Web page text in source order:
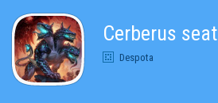
Cerberus seat
Despota